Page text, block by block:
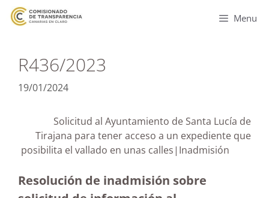
Menu
R436/2023
19/01/2024
Solicitud al Ayuntamiento de Santa Lucía de
Tirajana para tener acceso a un expediente que
posibilita el vallado en unas calles|Inadmisión
Resolución de inadmisión sobre